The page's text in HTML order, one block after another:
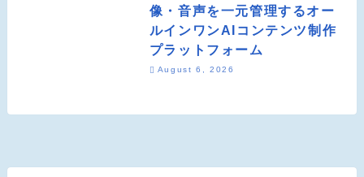
像・音声を一元管理するオー
ルインワンAIコンテンツ制作
プラットフォーム
August 6, 2026